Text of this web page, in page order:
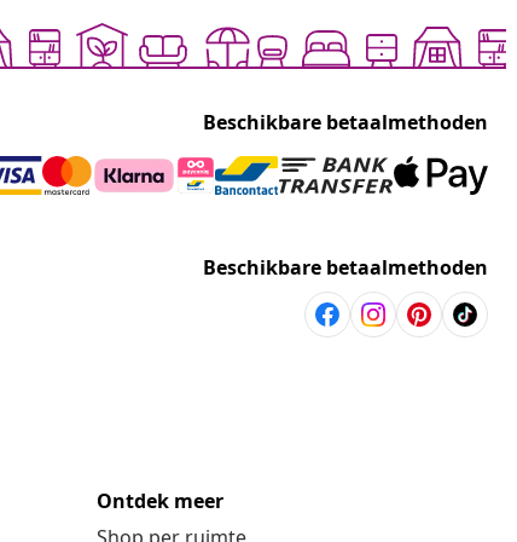
Beschikbare betaalmethoden
Beschikbare betaalmethoden
Ontdek meer